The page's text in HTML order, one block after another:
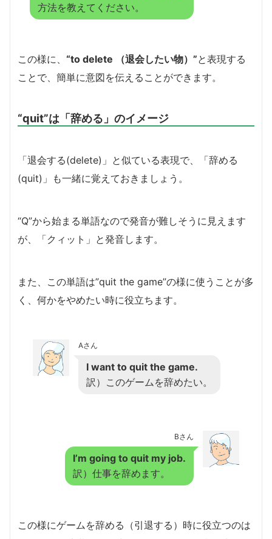
方法を教えてください。
この様に、 “to delete （退会したい物）”と表現する
ことで、簡単に意図を伝えることができます。
“quit”は「辞める」のイメージ
「退会する(delete)」と似ている表現で、「辞める
(quit)」も一緒に覚えておきましょう。
“Q”から始まる単語なので発音が難しそうに見えます
が、「クィット」と発音します。
また、この単語は”quit the game”の様に使うことが多
く、何かをやめたい時に役立ちます。
Aさん
I want to quit the game.
訳）このゲームを辞めたい。
Bさん
I’m going to quit my job.
訳）仕事を辞めます。
この様にゲームを辞める（引退する）時に役立つのは